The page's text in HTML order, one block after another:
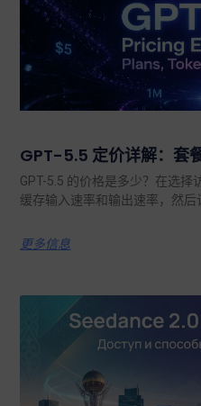
GPT-5.5 定价详解：套
GPT-5.5 的价格是多少？在选择
缓存输入速率和输出速率，然后
更多信息